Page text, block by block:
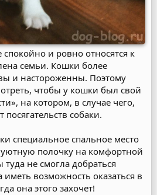
и ровно относятся к
семьи. Кошки более
и настороженны. Поэтому
чтобы у кошки был свой
на котором, в случае чего,
собаки.
специальное спальное место
полочку на комфортной
не смогла добраться
возможность оказаться в
она этого захочет!